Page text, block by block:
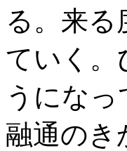
る。来
ていく。
うにな
融通のき